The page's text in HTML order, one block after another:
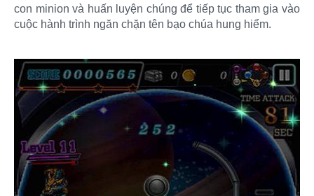
con minion và huấn luyện chúng để tiếp tục tham gia vào
cuộc hành trình ngăn chặn tên bạo chúa hung hiểm.